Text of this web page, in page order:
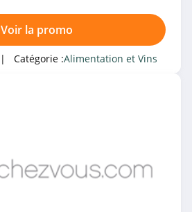
Voir la promo
| Catégorie :Alimentation et Vins